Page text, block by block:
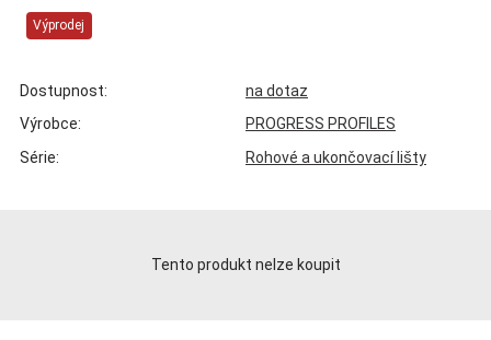
Výprodej
Dostupnost:
na dotaz
Výrobce:
PROGRESS PROFILES
Série:
Rohové a ukončovací lišty
Tento produkt nelze koupit